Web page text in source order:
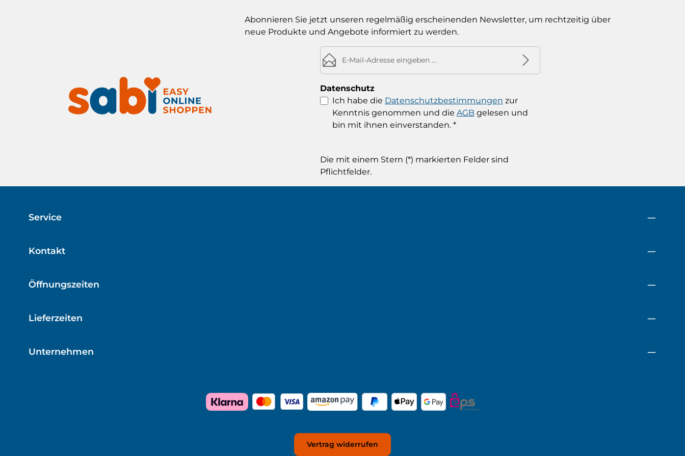
Abonnieren Sie jetzt unseren regelmäßig erscheinenden Newsletter, um rechtzeitig über
neue Produkte und Angebote informiert zu werden.
E-Mail-Adresse*
Datenschutz
Ich habe die Datenschutzbestimmungen zur
Kenntnis genommen und die AGBgelesen und
bin mit ihnen einverstanden. *
Die mit einem Stern (*) markierten Felder sind
Pflichtfelder.
Kontakt
Öffnungszeiten
Service
Unternehmen
Lieferzeiten
Vertrag widerrufen